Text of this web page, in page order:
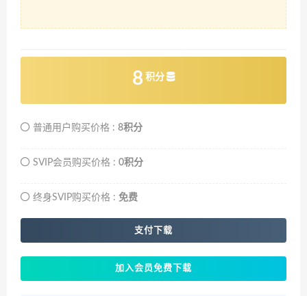
8 积分
普通用户购买价格 : 8积分
SVIP会员购买价格 : 0积分
终身SVIP购买价格 : 免费
支付下载
加入会员免费下载